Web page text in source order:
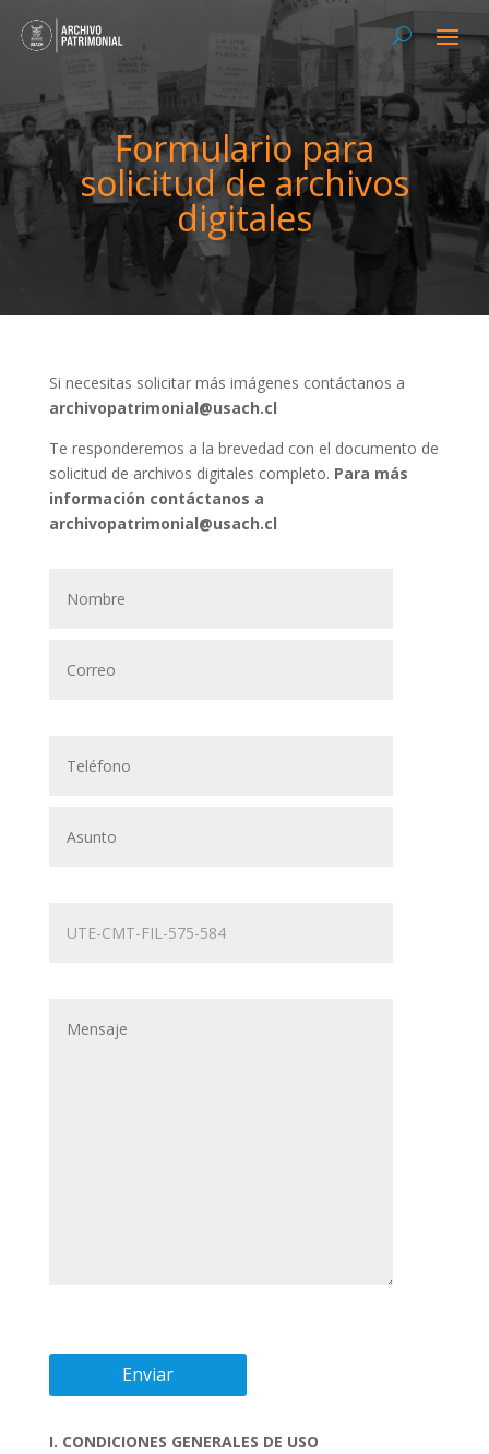
Formulario para
solicitud de archivos
digitales
Si necesitas solicitar más imágenes contáctanos a
archivopatrimonial@usach.cl
Te responderemos a la brevedad con el documento de
solicitud de archivos digitales completo. Para más
información contáctanos a
archivopatrimonial@usach.cl
I. CONDICIONES GENERALES DE USO